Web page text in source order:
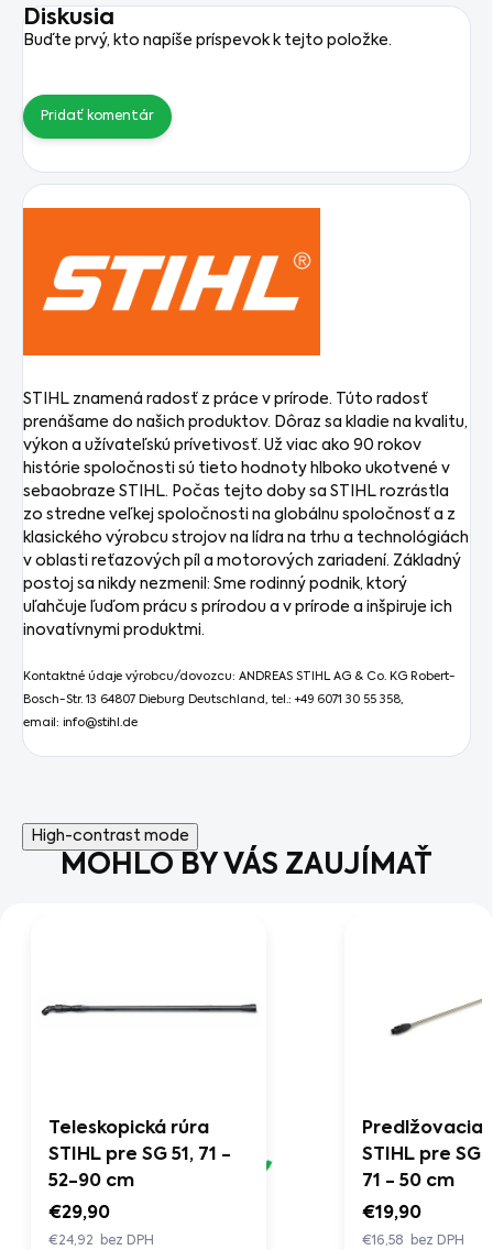
Diskusia
Buďte prvý, kto napíše príspevok k tejto položke.
Pridať komentár
STIHL znamená radosť z práce v prírode. Túto radosť
prenášame do našich produktov. Dôraz sa kladie na kvalitu,
výkon a užívateľskú prívetivosť. Už viac ako 90 rokov
histórie spoločnosti sú tieto hodnoty hlboko ukotvené v
sebaobraze STIHL. Počas tejto doby sa STIHL rozrástla
zo stredne veľkej spoločnosti na globálnu spoločnosť a z
klasického výrobcu strojov na lídra na trhu a technológiách
v oblasti reťazových píl a motorových zariadení. Základný
postoj sa nikdy nezmenil: Sme rodinný podnik, ktorý
uľahčuje ľuďom prácu s prírodou a v prírode a inšpiruje ich
inovatívnymi produktmi.
Kontaktné údaje výrobcu/dovozcu: ANDREAS STIHL AG & Co. KG Robert-
Bosch-Str. 13 64807 Dieburg Deutschland, tel.: +49 6071 30 55 358,
email: info@stihl.de
High-contrast mode
MOHLO BY VÁS ZAUJÍMAŤ
Teleskopická rúra
STIHL pre SG 51, 71 -
52-90 cm
€29,90
€24,92 bez DPH
Predlžovacia
STIHL pre SG
71 - 50 cm
€19,90
€16,58 bez DPH